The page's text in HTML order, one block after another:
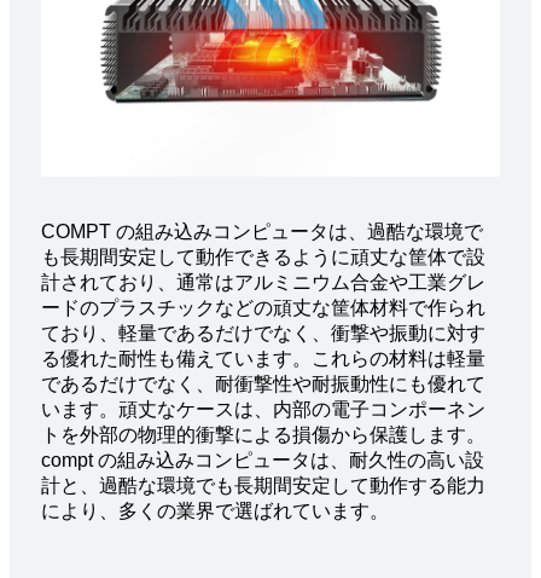
COMPT の組み込みコンピュータは、過酷な環境で
も長期間安定して動作できるように頑丈な筐体で設
計されており、通常はアルミニウム合金や工業グレ
ードのプラスチックなどの頑丈な筐体材料で作られ
ており、軽量であるだけでなく、衝撃や振動に対す
る優れた耐性も備えています。これらの材料は軽量
であるだけでなく、耐衝撃性や耐振動性にも優れて
います。頑丈なケースは、内部の電子コンポーネン
トを外部の物理的衝撃による損傷から保護します。
compt の組み込みコンピュータは、耐久性の高い設
計と、過酷な環境でも長期間安定して動作する能力
により、多くの業界で選ばれています。